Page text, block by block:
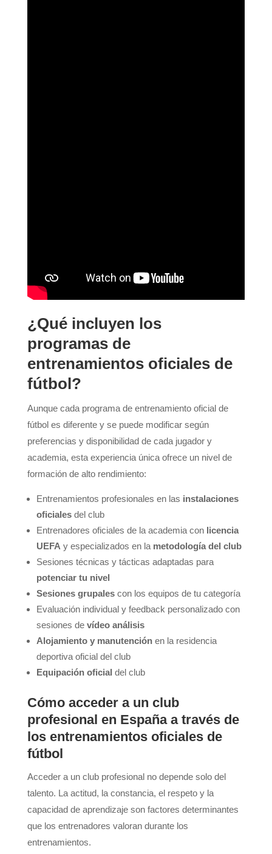
¿Qué incluyen los
programas de
entrenamientos oficiales de
fútbol?
Aunque cada programa de entrenamiento oficial de
fútbol es diferente y se puede modificar según
preferencias y disponibilidad de cada jugador y
academia, esta experiencia única ofrece un nivel de
formación de alto rendimiento:
Entrenamientos profesionales en las instalaciones
oficialesdel club
Entrenadores oficiales de la academia con licencia
UEFA y especializados en lametodología del club
Sesiones técnicas y tácticas adaptadas para
potenciar tu nivel
Sesiones grupalescon los equipos de tu categoría
Evaluación individual y feedback personalizado con
sesiones devídeo análisis
Alojamiento y manutenciónen la residencia
deportiva oficial del club
Equipación oficial del club
Cómo acceder a un club
profesional en España a través de
los entrenamientos oficiales de
fútbol
Acceder a un club profesional no depende solo del
talento. La actitud, la constancia, el respeto y la
capacidad de aprendizaje son factores determinantes
que los entrenadores valoran durante los
entrenamientos.